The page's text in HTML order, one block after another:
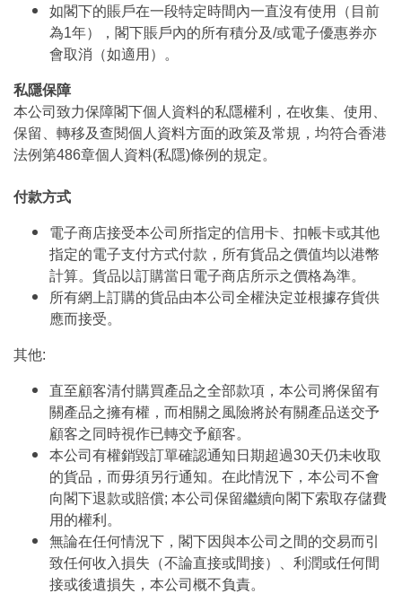
如閣下的賬戶在一段特定時間內一直沒有使用（目前
為1年），閣下賬戶內的所有積分及/或電子優惠券亦
會取消（如適用）。
私隱保障
本公司致力保障閣下個人資料的私隱權利，在收集、使用、
保留、轉移及查閱個人資料方面的政策及常規，均符合香港
法例第486章個人資料(私隱)條例的規定。
付款方式
電子商店接受本公司所指定的信用卡、扣帳卡或其他
指定的電子支付方式付款，所有貨品之價值均以港幣
計算。貨品以訂購當日電子商店所示之價格為準。
所有網上訂購的貨品由本公司全權決定並根據存貨供
應而接受。
其他:
直至顧客清付購買產品之全部款項，本公司將保留有
關產品之擁有權，而相關之風險將於有關產品送交予
顧客之同時視作已轉交予顧客。
本公司有權銷毀訂單確認通知日期超過30天仍未收取
的貨品，而毋須另行通知。在此情況下，本公司不會
向閣下退款或賠償; 本公司保留繼續向閣下索取存儲費
用的權利。
無論在任何情況下，閣下因與本公司之間的交易而引
致任何收入損失（不論直接或間接）、利潤或任何間
接或後遺損失，本公司概不負責。